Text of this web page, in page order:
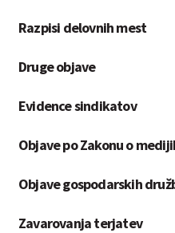
Razpisi delovnih mest
Druge objave
Evidence sindikatov
Objave po Zakonu o
Objave gospodarskih
Zavarovanja terjatev